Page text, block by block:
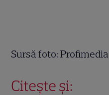
Sursă foto: Profimedia
Citește și: